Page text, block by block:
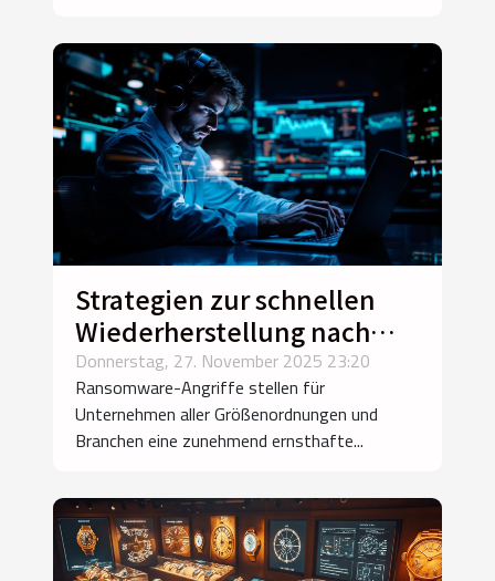
Strategien zur schnellen
Wiederherstellung nach
Ransomware-Angriffen
Donnerstag, 27. November 2025 23:20
Ransomware-Angriffe stellen für
Unternehmen aller Größenordnungen und
Branchen eine zunehmend ernsthafte...